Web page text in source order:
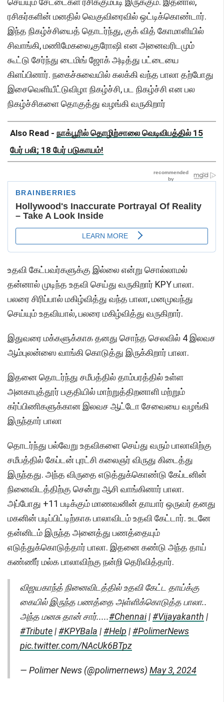
ரசிகர்களின் மனதில் வெகுவிரைவில் ஒட்டிக்கொண்டார்.
இந்த நிகழ்ச்சியைத் தொடர்ந்து, குக் வித் கோமாளியில்
சிவாங்கி, மணிமேகலை,குரோஷி என அனைவரிடமும்
கூட்டு சேர்ந்து டைமிங் ஜோக் அடித்து பட்டையை
கிளப்பினார். நகைச்சுவையில் கலக்கி வந்த பாலா தற்போது
இசைவெளியீட்டுவிழா நிகழ்ச்சி, பட நிகழ்ச்சி என பல
நிகழ்ச்சிகளை தொகுத்து வழங்கி வருகிறார்
Also Read - நாக்பூரில் தொழிற்சாலை வெடிவிபத்தில் 15
பேர் பலி; 18 பேர் படுகாயம்!
உதவி கேட்பவர்களுக்கு இல்லை என்று சொல்லாமல்
தன்னால் முடிந்த உதவி செய்து வருகிறார் KPY பாலா.
பலரை சிரிப்பால் மகிழ்வித்து வந்த பாலா, மனமுவந்து
செய்யும் உதவியால், பலரை மகிழ்வித்து வருகிறார்.
இதுவரை மக்களுக்காக தனது சொந்த செலவில் 4 இலவச
ஆம்புலன்ஸை வாங்கி கொடுத்து இருக்கிறார் பாலா.
இதனை தொடர்ந்து சமீபத்தில் தாம்பரத்தில் உள்ள
அனகாபுத்தூர் பகுதியில் மாற்றுத்திறனாளி மற்றும்
கர்ப்பிணிகளுக்கான இலவச ஆட்டோ சேவையை வழங்கி
இருந்தார் பாலா
தொடர்ந்து பல்வேறு உதவிகளை செய்து வரும் பாலாவிற்கு
சமீபத்தில் கேப்டன் புரட்சி கலைஞர் விருது கிடைத்து
இருந்தது. அந்த விருதை எடுத்துக்கொண்டு கேப்டனின்
நினைவிடத்திற்கு சென்று ஆசி வாங்கினார் பாலா.
அப்போது +11 படிக்கும் மாணவனின் தாயார் ஒருவர் தனது
மகனின் படிப்பிட்டிற்காக பாலாவிடம் உதவி கேட்டார். உடனே
தன்னிடம் இருந்த அனைத்து பணத்தையும்
எடுத்துக்கொடுத்தார் பாலா. இதனை கண்டு அந்த தாய்
கண்ணீர் மல்க பாலாவிற்கு நன்றி தெரிவித்தார்.
விஜயகாந்த் நினைவிடத்தில் உதவி கேட்ட தாய்க்கு
கையில் இருந்த பணத்தை அள்ளிக்கொடுத்த பாலா..
அந்த மனசு தான் சார்.....#Chennai|#Vijayakanth |
#Tribute|#KPYBala |#Help |#PolimerNews
pic.twitter.com/NAcUk6BTpz
— Polimer News (@polimernews) May 3, 2024